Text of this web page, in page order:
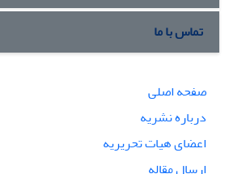
تماس با ما
صفحه اصلی
درباره نشریه
اعضای هیات تحریریه